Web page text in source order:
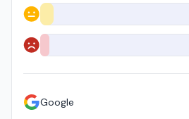
Neutral
Negativ
Google